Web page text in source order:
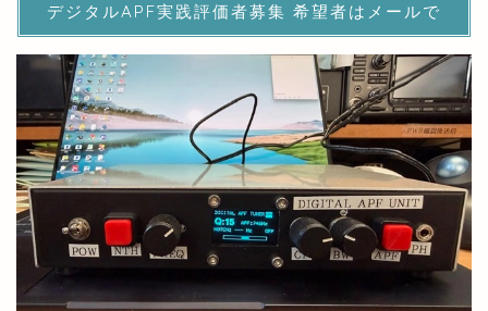
デジタルAPF実践評価者募集 希望者はメールで